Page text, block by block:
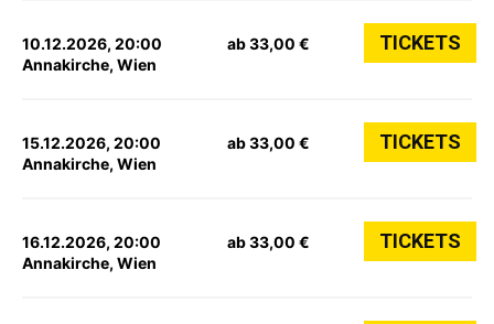
10.12.2026, 20:00
Annakirche, Wien
ab 33,00 € TICKETS
15.12.2026, 20:00
Annakirche, Wien
ab 33,00 € TICKETS
16.12.2026, 20:00
Annakirche, Wien
ab 33,00 € TICKETS